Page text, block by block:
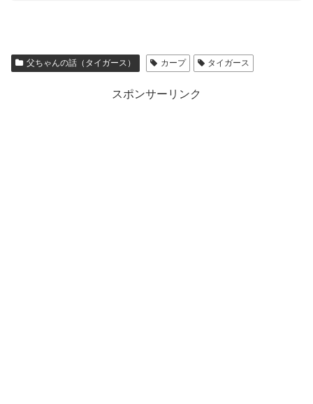
父ちゃんの話（タイガース） カープ タイガース
スポンサーリンク